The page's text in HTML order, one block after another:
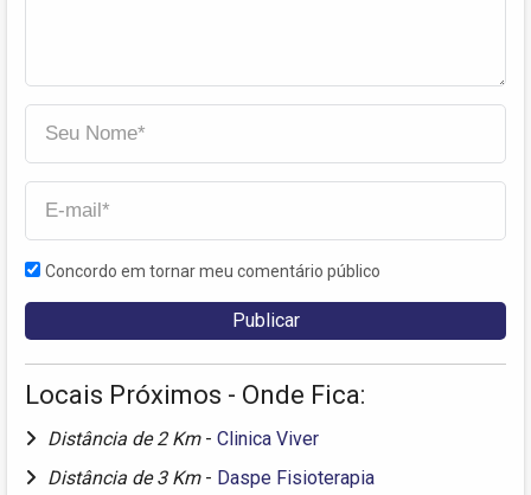
Concordo em tornar meu comentário público
Locais Próximos - Onde Fica:
Distância de 2 Km - Clinica Viver
Distância de 3 Km - Daspe Fisioterapia